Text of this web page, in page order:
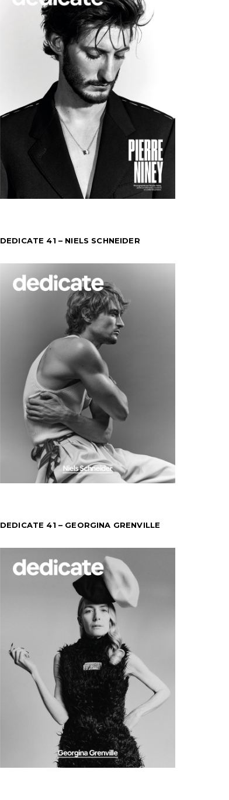
DEDICATE 41 – NIELS SCHNEIDER
DEDICATE 41 – GEORGINA GRENVILLE